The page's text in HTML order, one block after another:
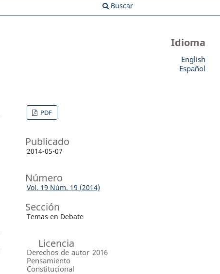
Buscar
PDF
Publicado
2014-05-07
Número
Vol. 19 Núm. 19 (2014)
Sección
Temas en Debate
Licencia
Derechos de autor 2016
Pensamiento
Constitucional
Idioma
English
Español